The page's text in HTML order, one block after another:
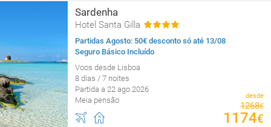
Sardenha
Hotel Santa Gilla
Partidas Agosto: 50€ desconto só até 13/08
Seguro Básico Incluído
Voos desde Lisboa
8 dias / 7 noites
Partida a 22 ago 2026
Meia pensão
desde
1268€
1174€